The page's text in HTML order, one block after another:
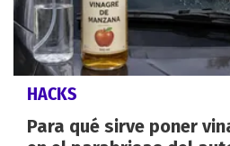
HACKS
Para qué sirve poner